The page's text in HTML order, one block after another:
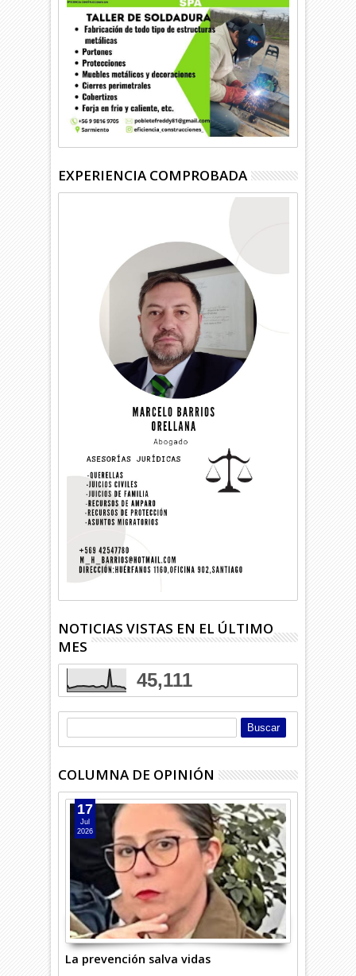
EXPERIENCIA COMPROBADA
NOTICIAS VISTAS EN EL ÚLTIMO
MES
45,111
COLUMNA DE OPINIÓN
La prevención salva vidas
17
Jul
2026